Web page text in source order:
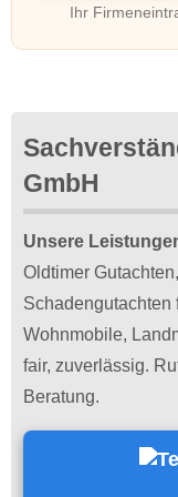
Ihr
GmbH
Unsere
Oldtimer
Schadengutachten
Wohnmobile,
fair, zuverlässig.
Beratung.